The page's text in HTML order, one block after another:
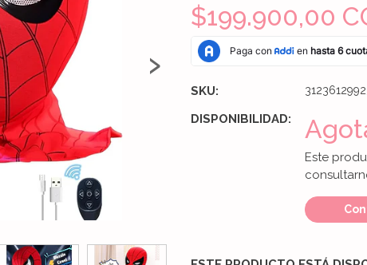
›
$199.900,00
SKU:
DISPONIBILIDAD:
Este